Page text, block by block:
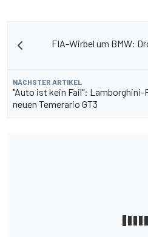
FIA-Wirbel um BMW:
NÄCHSTER ARTIKEL
"Auto ist kein Fail":
neuen Temerario GT3